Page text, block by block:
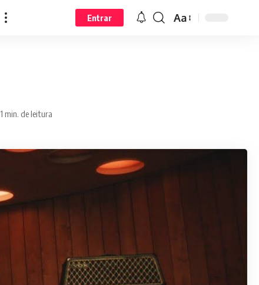
Entrar Aa
1 min. de leitura